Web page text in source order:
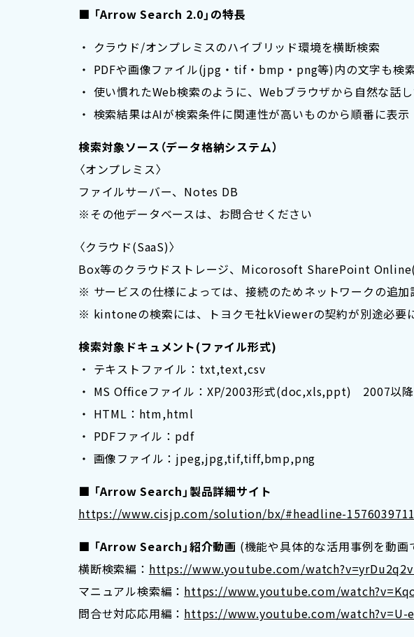
■ 「Arrow Search 2.0」の特長
・ クラウド/オンプレミスのハイブリッド環境を横断検索
・ PDFや画像ファイル(jpg・tif・bmp・png等)内の文字も検
・ 使い慣れたWeb検索のように、Webブラウザから自然な話
・ 検索結果はAIが検索条件に関連性が高いものから順番に表示
検索対象ソース（データ格納システム）
〈オンプレミス〉
ファイルサーバー、Notes DB
※その他データベースは、お問合せください
〈クラウド(SaaS)〉
Box等のクラウドストレージ、Micorosoft SharePoint
※ サービスの仕様によっては、接続のためネットワークの追加
※ kintoneの検索には、トヨクモ社kViewerの契約が別途必要に
検索対象ドキュメント(ファイル形式)
・ テキストファイル：txt,text,csv
・ MS Officeファイル：XP/2003形式(doc,xls,ppt) 2007以
・ HTML：htm,html
・ PDFファイル：pdf
・ 画像ファイル：jpeg,jpg,tif,tiff,bmp,png
■ 「Arrow Search」製品詳細サイト
https://www.cisjp.com/solution/bx/#headline-1576039711
■ 「Arrow Search」紹介動画 (機能や具体的な活用事例を動
横断検索編： https://www.youtube.com/
マニュアル検索編： https://www.youtube.com/
問合せ対応応用編： https://www.youtube.com/watch?v=U-